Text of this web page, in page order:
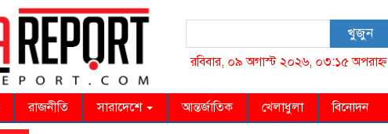
খুজুন
রবিবার, ০৯ অগাস্ট ২০২৬, ০৩:১৫ অপরাহ্ন
রাজনীতি সারাদেশে আন্তর্জাতিক খেলাধুলা বিনোদন